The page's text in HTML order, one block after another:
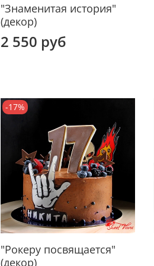
"Знаменитая история"
(декор)
2 550 руб
-17%
"Рокеру посвящается"
(декор)